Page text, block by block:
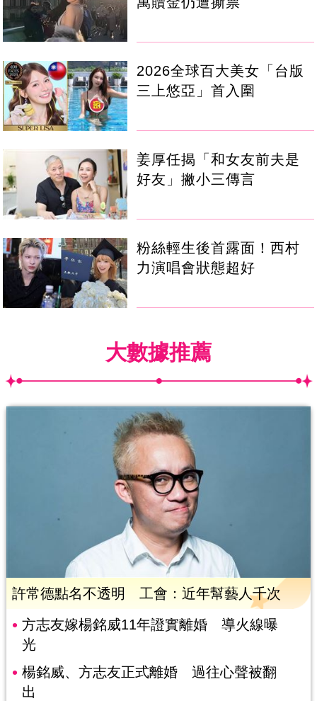
2026全球百大美女「台版
三上悠亞」首入圍
姜厚任揭「和女友前夫是
好友」撇小三傳言
粉絲輕生後首露面！西村
力演唱會狀態超好
大數據推薦
許常德點名不透明 工會：近年幫藝人千次
方志友嫁楊銘威11年證實離婚 導火線曝
光
楊銘威、方志友正式離婚 過往心聲被翻
出